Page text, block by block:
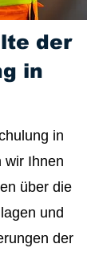
der
in
in
wir Ihnen
über die
und
der